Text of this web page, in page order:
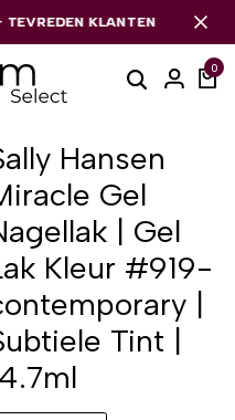
KLANTEN
KLANTEN
KLANTEN
0
Hansen
Gel
| Gel
Kleur #919-
|
Tint |